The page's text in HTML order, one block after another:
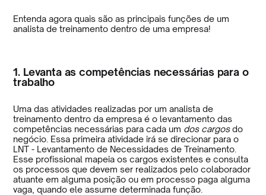
Entenda agora quais são as principais funções de um
analista de treinamento dentro de uma empresa!
1. Levanta as competências necessárias para o
trabalho
Uma das atividades realizadas por um analista de
treinamento dentro da empresa é o levantamento das
competências necessárias para cada um dos cargosdo
negócio. Essa primeira atividade irá se direcionar para o
LNT - Levantamento de Necessidades de Treinamento.
Esse profissional mapeia os cargos existentes e consulta
os processos que devem ser realizados pelo colaborador
atuante em alguma posição ou em processo paga alguma
vaga, quando ele assume determinada função.